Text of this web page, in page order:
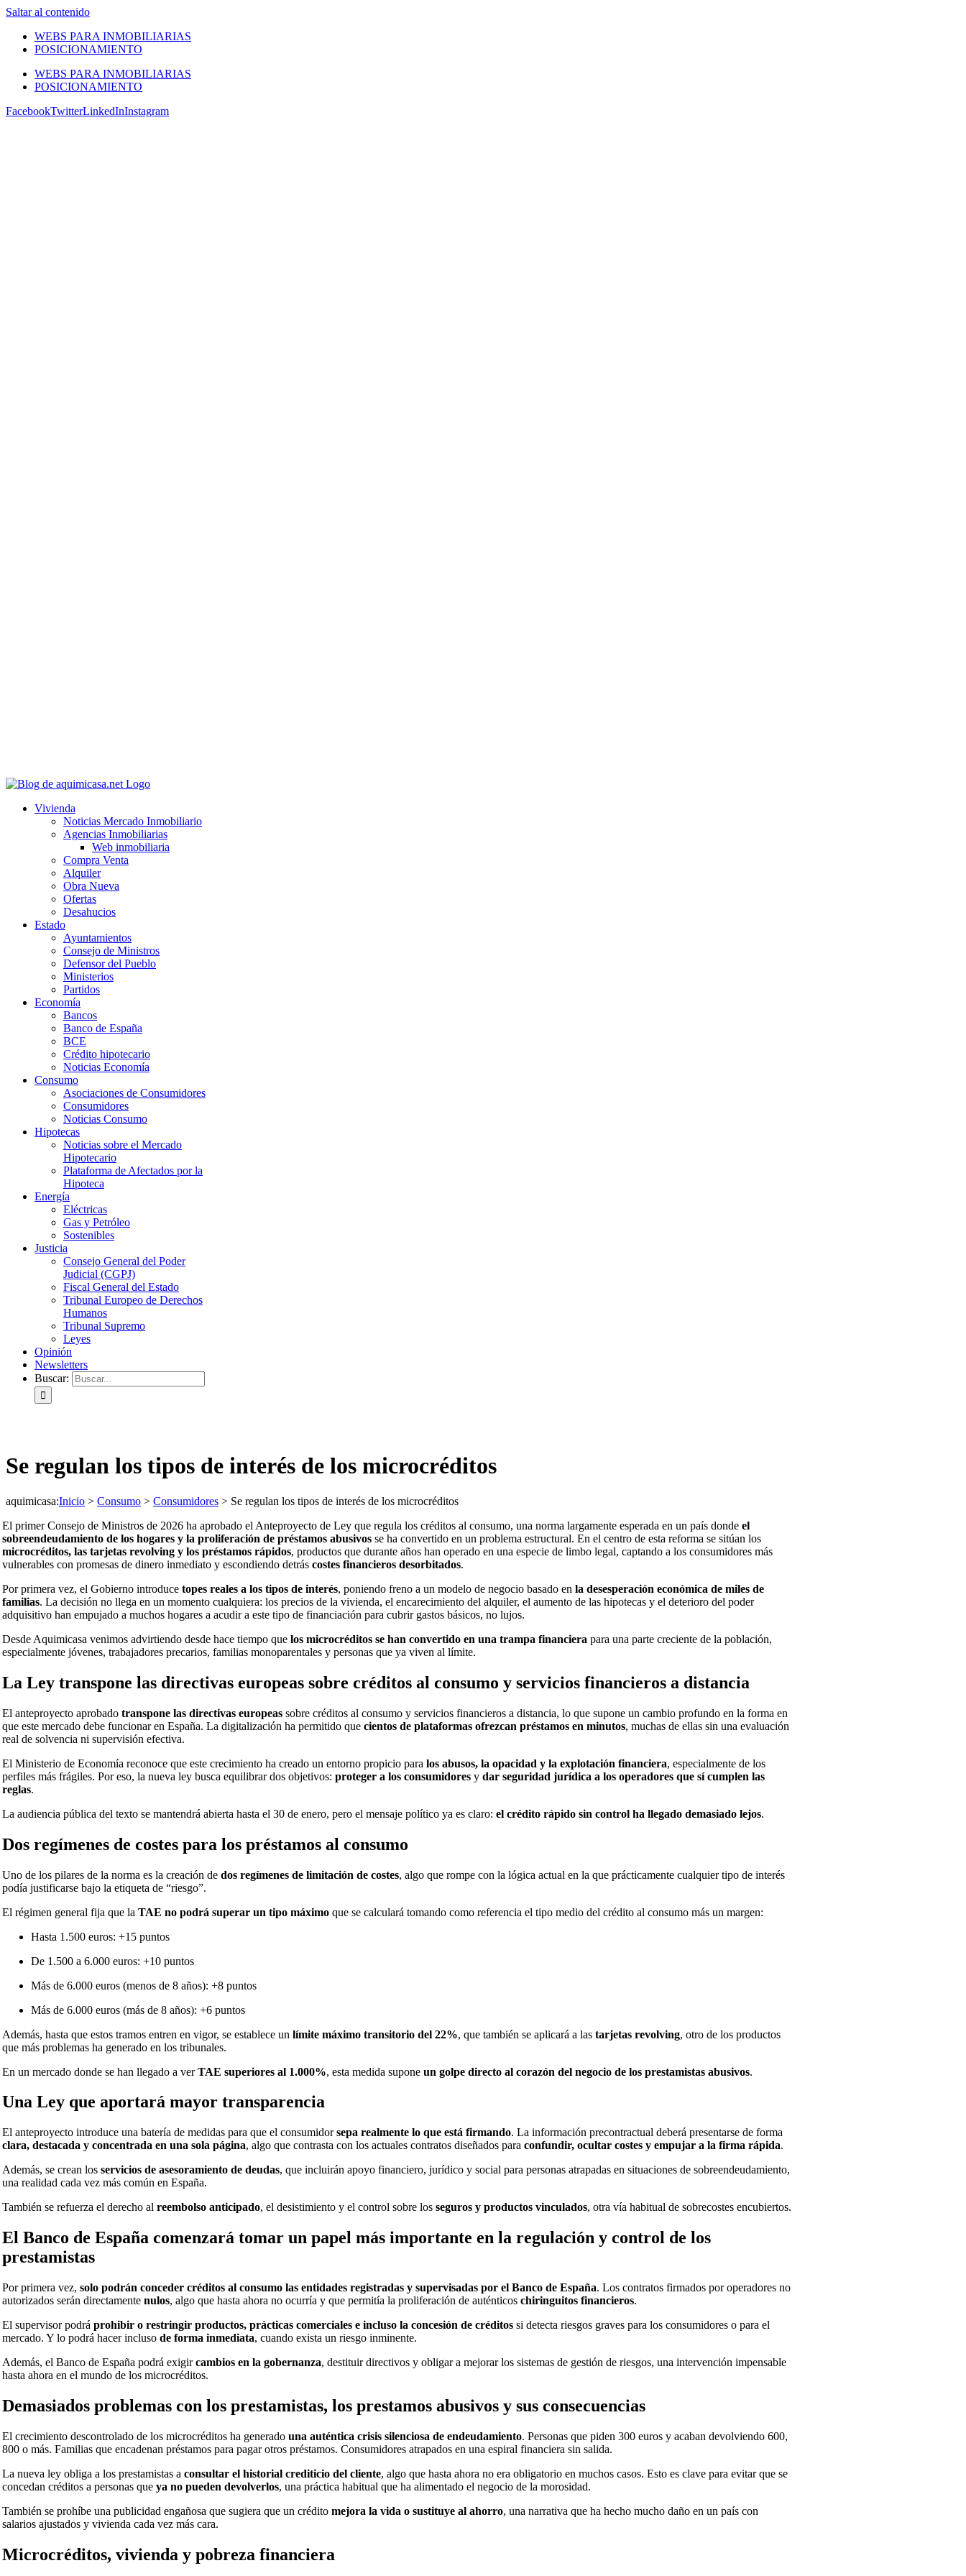
Saltar al contenido
WEBS PARA INMOBILIARIAS
POSICIONAMIENTO
WEBS PARA INMOBILIARIAS
POSICIONAMIENTO
FacebookTwitterLinkedInInstagram
Vivienda
Noticias Mercado Inmobiliario
Agencias Inmobiliarias
Web inmobiliaria
Compra Venta
Alquiler
Obra Nueva
Ofertas
Desahucios
Estado
Ayuntamientos
Consejo de Ministros
Defensor del Pueblo
Ministerios
Partidos
Economía
Bancos
Banco de España
BCE
Crédito hipotecario
Noticias Economía
Consumo
Asociaciones de Consumidores
Consumidores
Noticias Consumo
Hipotecas
Noticias sobre el Mercado
Hipotecario
Plataforma de Afectados por la
Hipoteca
Energía
Eléctricas
Gas y Petróleo
Sostenibles
Justicia
Consejo General del Poder
Judicial (CGPJ)
Fiscal General del Estado
Tribunal Europeo de Derechos
Humanos
Tribunal Supremo
Leyes
Opinión
Newsletters
Buscar:
Se regulan los tipos de interés de los microcréditos
aquimicasa:Inicio > Consumo > Consumidores > Se regulan los tipos de interés de los microcréditos
El primer Consejo de Ministros de 2026 ha aprobado el Anteproyecto de Ley que regula los créditos al consumo, una norma largamente esperada en un país dondeel
sobreendeudamiento de los hogares y la proliferación de préstamos abusivos se ha convertido en un problema estructural. En el centro de esta reforma se sitúan los
microcréditos, las tarjetas revolving y los préstamos rápidos, productos que durante años han operado en una especie de limbo legal, captando a los consumidores más
vulnerables con promesas de dinero inmediato y escondiendo detráscostes financieros desorbitados.
Por primera vez, el Gobierno introducetopes reales a los tipos de interés, poniendo freno a un modelo de negocio basado enla desesperación económica de miles de
familias. La decisión no llega en un momento cualquiera: los precios de la vivienda, el encarecimiento del alquiler, el aumento de las hipotecas y el deterioro del poder
adquisitivo han empujado a muchos hogares a acudir a este tipo de financiación para cubrir gastos básicos, no lujos.
Desde Aquimicasa venimos advirtiendo desde hace tiempo quelos microcréditos se han convertido en una trampa financiera para una parte creciente de la población,
especialmente jóvenes, trabajadores precarios, familias monoparentales y personas que ya viven al límite.
La Ley transpone las directivas europeas sobre créditos al consumo y servicios financieros a distancia
El anteproyecto aprobadotranspone las directivas europeas sobre créditos al consumo y servicios financieros a distancia, lo que supone un cambio profundo en la forma en
que este mercado debe funcionar en España. La digitalización ha permitido quecientos de plataformas ofrezcan préstamos en minutos, muchas de ellas sin una evaluación
real de solvencia ni supervisión efectiva.
El Ministerio de Economía reconoce que este crecimiento ha creado un entorno propicio paralos abusos, la opacidad y la explotación financiera, especialmente de los
perfiles más frágiles. Por eso, la nueva ley busca equilibrar dos objetivos:proteger a los consumidores ydar seguridad jurídica a los operadores que sí cumplen las
reglas.
La audiencia pública del texto se mantendrá abierta hasta el 30 de enero, pero el mensaje político ya es claro:el crédito rápido sin control ha llegado demasiado lejos.
Dos regímenes de costes para los préstamos al consumo
Uno de los pilares de la norma es la creación dedos regímenes de limitación de costes, algo que rompe con la lógica actual en la que prácticamente cualquier tipo de interés
podía justificarse bajo la etiqueta de “riesgo”.
El régimen general fija que laTAE no podrá superar un tipo máximo que se calculará tomando como referencia el tipo medio del crédito al consumo más un margen:
Hasta 1.500 euros: +15 puntos
De 1.500 a 6.000 euros: +10 puntos
Más de 6.000 euros (menos de 8 años): +8 puntos
Más de 6.000 euros (más de 8 años): +6 puntos
Además, hasta que estos tramos entren en vigor, se establece unlímite máximo transitorio del 22%, que también se aplicará a lastarjetas revolving, otro de los productos
que más problemas ha generado en los tribunales.
En un mercado donde se han llegado a verTAE superiores al 1.000%, esta medida suponeun golpe directo al corazón del negocio de los prestamistas abusivos.
Una Ley que aportará mayor transparencia
El anteproyecto introduce una batería de medidas para que el consumidorsepa realmente lo que está firmando. La información precontractual deberá presentarse de forma
clara, destacada y concentrada en una sola página, algo que contrasta con los actuales contratos diseñados paraconfundir, ocultar costes y empujar a la firma rápida.
Además, se crean losservicios de asesoramiento de deudas, que incluirán apoyo financiero, jurídico y social para personas atrapadas en situaciones de sobreendeudamiento,
una realidad cada vez más común en España.
También se refuerza el derecho alreembolso anticipado, el desistimiento y el control sobre losseguros y productos vinculados, otra vía habitual de sobrecostes encubiertos.
El Banco de España comenzará tomar un papel más importante en la regulación y control de los
prestamistas
Por primera vez,solo podrán conceder créditos al consumo las entidades registradas y supervisadas por el Banco de España. Los contratos firmados por operadores no
autorizados serán directamentenulos, algo que hasta ahora no ocurría y que permitía la proliferación de auténticoschiringuitos financieros.
El supervisor podráprohibir o restringir productos, prácticas comerciales e incluso la concesión de créditos si detecta riesgos graves para los consumidores o para el
mercado. Y lo podrá hacer inclusode forma inmediata, cuando exista un riesgo inminente.
Además, el Banco de España podrá exigircambios en la gobernanza, destituir directivos y obligar a mejorar los sistemas de gestión de riesgos, una intervención impensable
hasta ahora en el mundo de los microcréditos.
Demasiados problemas con los prestamistas, los prestamos abusivos y sus consecuencias
El crecimiento descontrolado de los microcréditos ha generadouna auténtica crisis silenciosa de endeudamiento. Personas que piden 300 euros y acaban devolviendo 600,
800 o más. Familias que encadenan préstamos para pagar otros préstamos. Consumidores atrapados en una espiral financiera sin salida.
La nueva ley obliga a los prestamistas aconsultar el historial crediticio del cliente, algo que hasta ahora no era obligatorio en muchos casos. Esto es clave para evitar que se
concedan créditos a personas queya no pueden devolverlos, una práctica habitual que ha alimentado el negocio de la morosidad.
También se prohíbe una publicidad engañosa que sugiera que un créditomejora la vida o sustituye al ahorro, una narrativa que ha hecho mucho daño en un país con
salarios ajustados y vivienda cada vez más cara.
Microcréditos, vivienda y pobreza financiera